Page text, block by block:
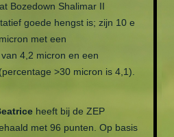
Bozedown Shalimar II
goede hengst is; zijn 10 e
met een
4,2 micron en een
>30 micron is 4,1).
heeft bij de ZEP
met 96 punten. Op basis